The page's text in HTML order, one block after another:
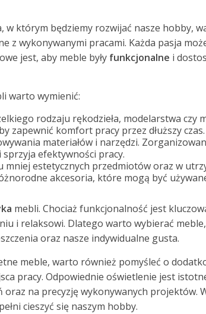
w którym będziemy rozwijać nasze hobby,
z wykonywanymi pracami. Każda pasja
jest, aby meble były funkcjonalne i
warto wymienić:
rodzaju rękodzieła, modelarstwa czy
zapewnić komfort pracy przez dłuższy czas.
materiałów i narzędzi.
efektywności pracy.
mniej estetycznych przedmiotów oraz w
akcesoria, które mogą być
mebli. Chociaż funkcjonalność jest
i relaksowi. Dlatego warto wybierać
oraz nasze indywidualne gusta.
meble, warto również pomyśleć o
pracy. Odpowiednie oświetlenie jest
oraz na precyzję wykonywanych projektów.
cieszyć się naszym hobby.